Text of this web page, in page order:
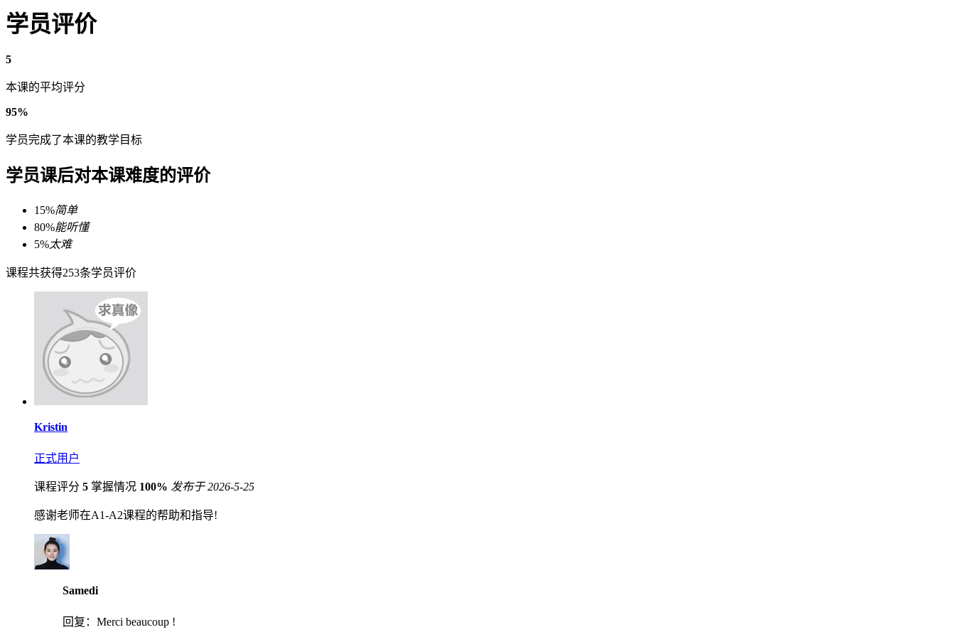
学员评价
5
本课的平均评分
95%
学员完成了本课的教学目标
学员课后对本课难度的评价
15%简单
80%能听懂
5%太难
课程共获得253条学员评价
Kristin
正式用户
课程评分 5 掌握情况 100% 发布于 2026-5-25
感谢老师在A1-A2课程的帮助和指导!
Samedi
回复： Merci beaucoup !